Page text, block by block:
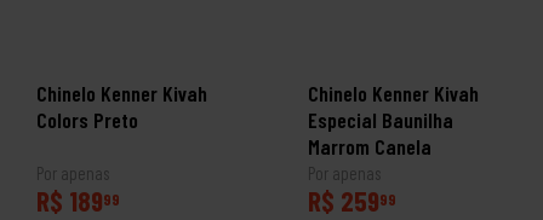
Chinelo Kenner Kivah
Colors Preto
Por apenas
R$ 18999
Chinelo Kenner Kivah
Especial Baunilha
Marrom Canela
Por apenas
R$ 25999